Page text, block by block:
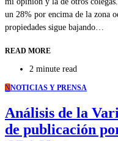
un 28% por encima de la zona
propiedades sigue bajando…
READ MORE
2 minute read
NNOTICIAS Y PRENSA
Análisis de la
de publicación